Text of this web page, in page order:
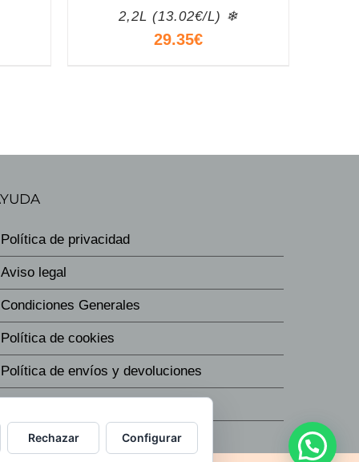
2,2L (13.02€/L) ❄
29.35€
Política de privacidad
Aviso legal
Condiciones Generales
Política de cookies
Política de envíos y devoluciones
Rechazar Configurar